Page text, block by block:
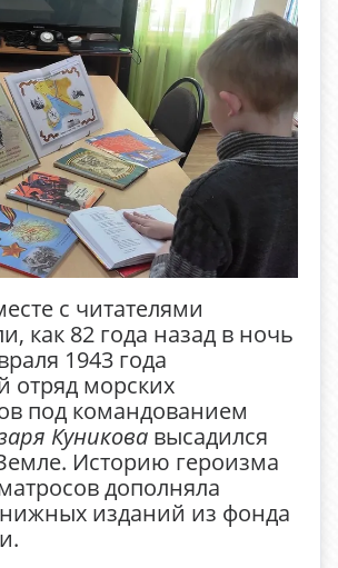
с читателями
как 82 года назад в ночь
1943 года
отряд морских
под командованием
Куникова высадился
Историю героизма
дополняла
изданий из фонда